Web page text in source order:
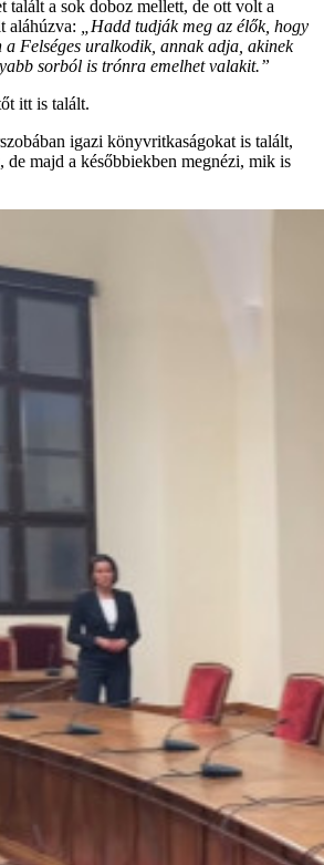
talált a sok doboz mellett, de ott volt a
aláhúzva: „Hadd tudják meg az élők, hogy
a Felséges uralkodik, annak adja, akinek
sorból is trónra emelhet valakit.”
itt is talált.
igazi könyvritkaságokat is talált,
de majd a későbbiekben megnézi, mik is